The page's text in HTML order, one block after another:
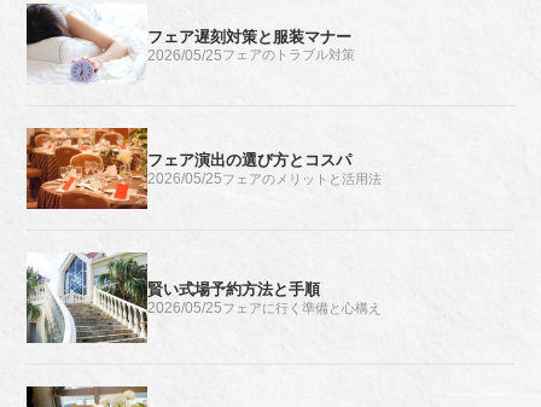
フェア遅刻対策と服装マナー
2026/05/25フェアのトラブル対策
フェア演出の選び方とコスパ
2026/05/25フェアのメリットと活用法
賢い式場予約方法と手順
2026/05/25フェアに行く準備と心構え